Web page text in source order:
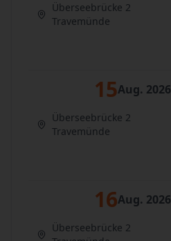
Überseebrücke 2
Travemünde
15Aug. 2026
Überseebrücke 2
Travemünde
16Aug. 2026
Überseebrücke 2